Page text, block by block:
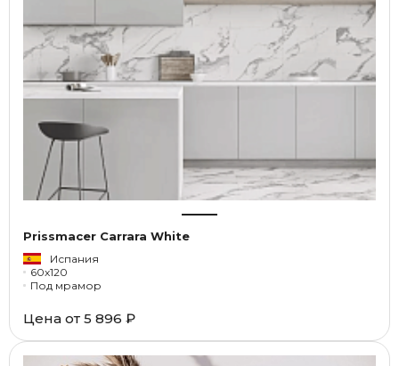
Prissmacer Carrara White
Испания
60x120
Под мрамор
Цена от 5 896 ₽